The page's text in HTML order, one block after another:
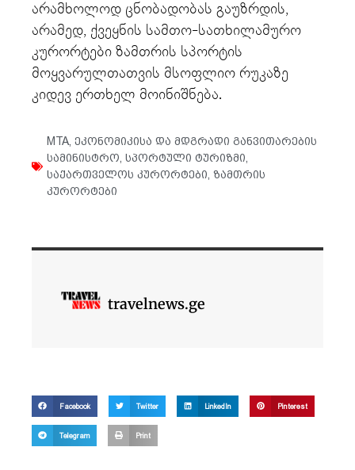
არამხოლოდ ცნობადობას გაუზრდის,
არამედ, ქვეყნის სამთო-სათხილამურო
კურორტები ზამთრის სპორტის
მოყვარულთათვის მსოფლიო რუკაზე
კიდევ ერთხელ მოინიშნება.
MTA ეკონომიკისა და მდგრადი განვითარების
სამინისტრო სპორტული ტურიზმი
საქართველოს კურორტები ზამთრის
კურორტები
travelnews.ge
Facebook Twitter LinkedIn Pinterest
Telegram Print